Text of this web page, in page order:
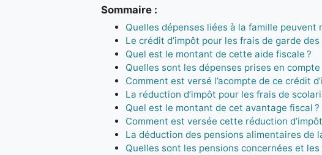
Sommaire :
Quelles dépenses liées à la famille peuvent
Le crédit d’impôt pour les frais de garde
Quel est le montant de cette aide fiscale ?
Quelles sont les dépenses prises en compte
Comment est versé l’acompte de ce crédit
La réduction d’impôt pour les frais de
Quel est le montant de cet avantage fiscal ?
Comment est versée cette réduction
La déduction des pensions alimentaires de
Quelles sont les pensions concernées et